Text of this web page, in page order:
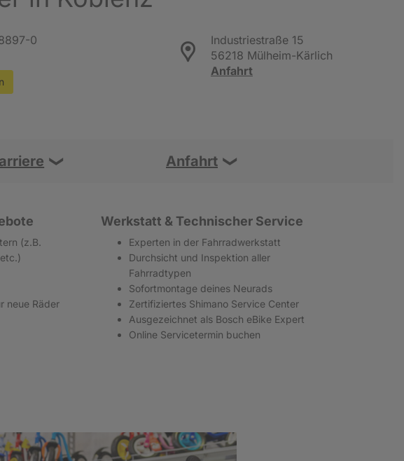
0
Industriestraße 15
56218 Mülheim-Kärlich
Anfahrt
Anfahrt
(z.B.
neue Räder
Werkstatt & Technischer Service
Experten in der Fahrradwerkstatt
Durchsicht und Inspektion aller
Fahrradtypen
Sofortmontage deines Neurads
Zertifiziertes Shimano Service Center
Ausgezeichnet als Bosch eBike Expert
Online Servicetermin buchen